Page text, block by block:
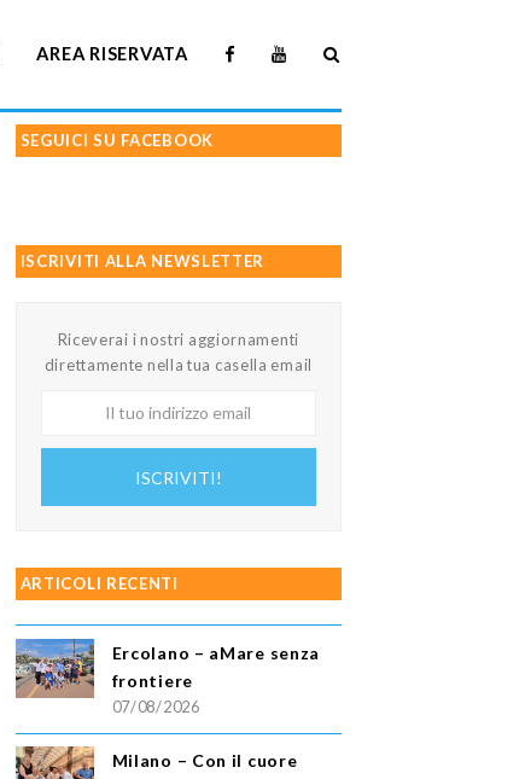
AREA RISERVATA
SEGUICI SU FACEBOOK
ISCRIVITI ALLA NEWSLETTER
Riceverai i nostri aggiornamenti
direttamente nella tua casella email
ISCRIVITI!
ARTICOLI RECENTI
Ercolano – aMare senza
frontiere
07/08/2026
Milano – Con il cuore